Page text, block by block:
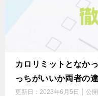
カロリミットとなか
っちがいいか両者の
更新日： 2023年6月5日 公開